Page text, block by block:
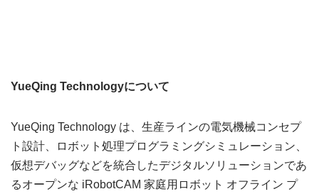
YueQing Technologyについて
YueQing Technology は、生産ラインの電気機械コンセプ
ト設計、ロボット処理プログラミングシミュレーション、
仮想デバッグなどを統合したデジタルソリューションであ
るオープンな iRobotCAM 家庭用ロボット オフライン プ